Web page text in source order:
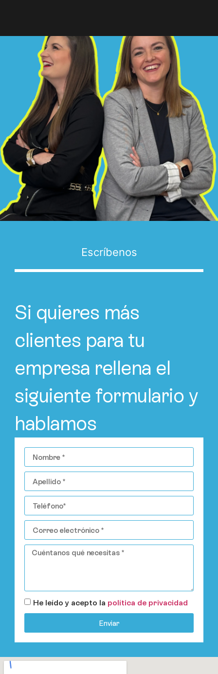
Escríbenos
Si quieres más
clientes para tu
empresa rellena el
siguiente formulario y
hablamos
He leído y acepto la política de privacidad
Enviar